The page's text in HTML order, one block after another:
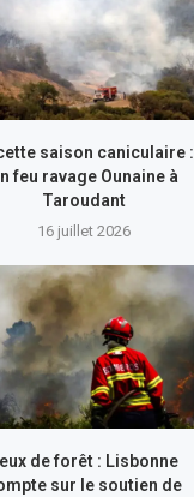
saison caniculaire :
feu ravage Ounaine à
Taroudant
16 juillet 2026
de forêt : Lisbonne
sur le soutien de